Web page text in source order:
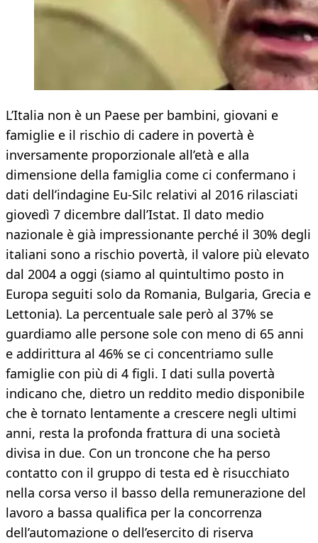
L’Italia non è un Paese per bambini, giovani e
famiglie e il rischio di cadere in povertà è
inversamente proporzionale all’età e alla
dimensione della famiglia come ci confermano i
dati dell’indagine Eu-Silc relativi al 2016 rilasciati
giovedì 7 dicembre dall’Istat. Il dato medio
nazionale è già impressionante perché il 30% degli
italiani sono a rischio povertà, il valore più elevato
dal 2004 a oggi (siamo al quintultimo posto in
Europa seguiti solo da Romania, Bulgaria, Grecia e
Lettonia). La percentuale sale però al 37% se
guardiamo alle persone sole con meno di 65 anni
e addirittura al 46% se ci concentriamo sulle
famiglie con più di 4 figli. I dati sulla povertà
indicano che, dietro un reddito medio disponibile
che è tornato lentamente a crescere negli ultimi
anni, resta la profonda frattura di una società
divisa in due. Con un troncone che ha perso
contatto con il gruppo di testa ed è risucchiato
nella corsa verso il basso della remunerazione del
lavoro a bassa qualifica per la concorrenza
dell’automazione o dell’esercito di riserva